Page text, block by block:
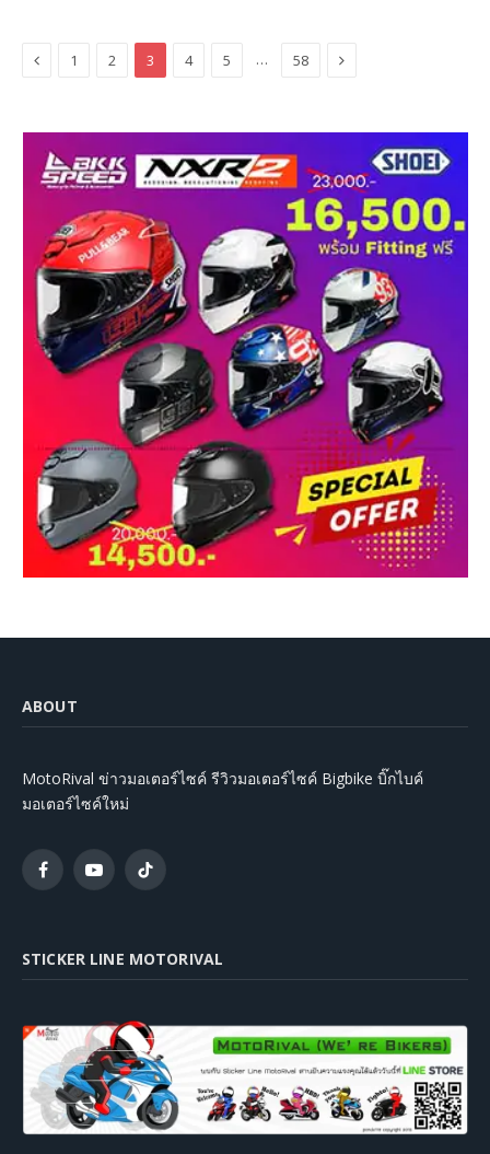
Previous
1 2 3 4 5 … 58 Next
ABOUT
MotoRival ข่าวมอเตอร์ไซค์ รีวิวมอเตอร์ไซค์ Bigbike บิ๊กไบค์
มอเตอร์ไซค์ใหม่
FacebookYouTubeTikTok
STICKER LINE MOTORIVAL